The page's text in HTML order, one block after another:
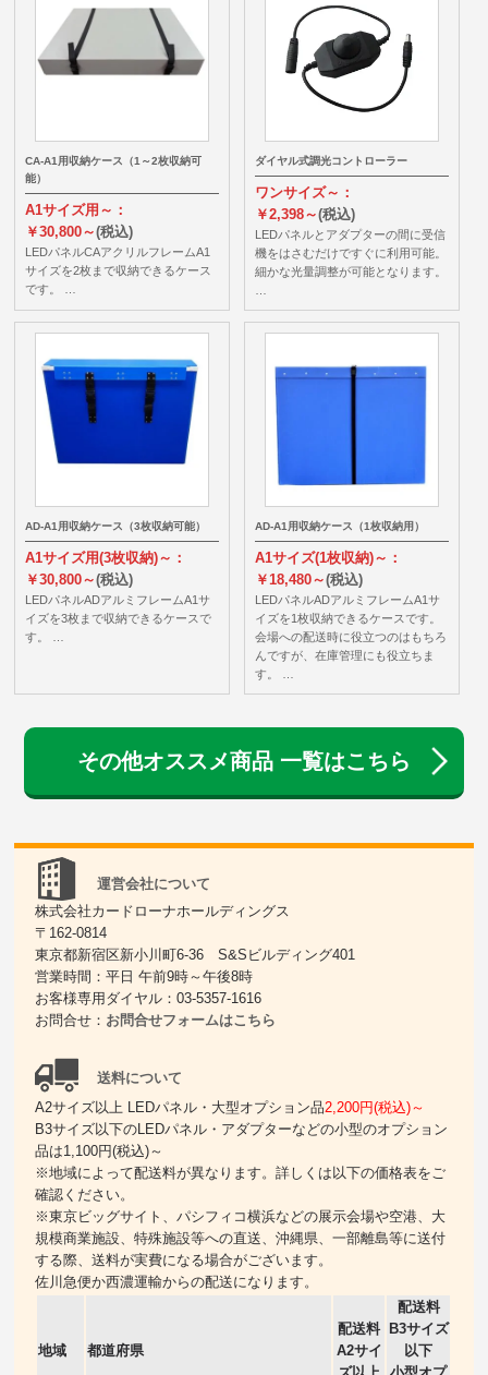
CA-A1用収納ケース（1～2枚収納可
能）
A1サイズ用～：
￥30,800～(税込)
LEDパネルCAアクリルフレームA1
サイズを2枚まで収納できるケース
です。 …
ダイヤル式調光コントローラー
ワンサイズ～：
￥2,398～(税込)
LEDパネルとアダプターの間に受信
機をはさむだけですぐに利用可能。
細かな光量調整が可能となります。
AD-A1用収納ケース（3枚収納可能）
A1サイズ用(3枚収納)～：
￥30,800～(税込)
LEDパネルADアルミフレームA1サ
イズを3枚まで収納できるケースで
す。 …
AD-A1用収納ケース（1枚収納用）
A1サイズ(1枚収納)～：
￥18,480～(税込)
LEDパネルADアルミフレームA1サ
イズを1枚収納できるケースです。
会場への配送時に役立つのはもちろ
んですが、在庫管理にも役立ちま
す。 …
その他オススメ商品 一覧はこちら
運営会社について
株式会社カードローナホールディングス
〒162-0814
東京都新宿区新小川町6-36 S&Sビルディング401
営業時間：平日 午前9時～午後8時
お客様専用ダイヤル：03-5357-1616
お問合せ： お問合せフォームはこちら
送料について
A2サイズ以上 LEDパネル・大型オプション品2,200円(税込)～
B3サイズ以下のLEDパネル・アダプターなどの小型のオプション
品は1,100円(税込)～
※地域によって配送料が異なります。詳しくは以下の価格表をご
確認ください。
※東京ビッグサイト、パシフィコ横浜などの展示会場や空港、大
規模商業施設、特殊施設等への直送、沖縄県、一部離島等に送付
する際、送料が実費になる場合がございます。
佐川急便か西濃運輸からの配送になります。
地域 都道府県
配送料
A2サイ
配送料
B3サイズ
以下